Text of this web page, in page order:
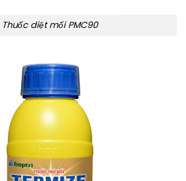
Thuốc diệt mối PMC90